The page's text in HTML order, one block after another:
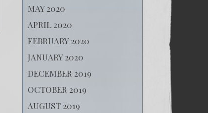
MAY 2020
APRIL 2020
FEBRUARY 2020
JANUARY 2020
DECEMBER 2019
OCTOBER 2019
AUGUST 2019